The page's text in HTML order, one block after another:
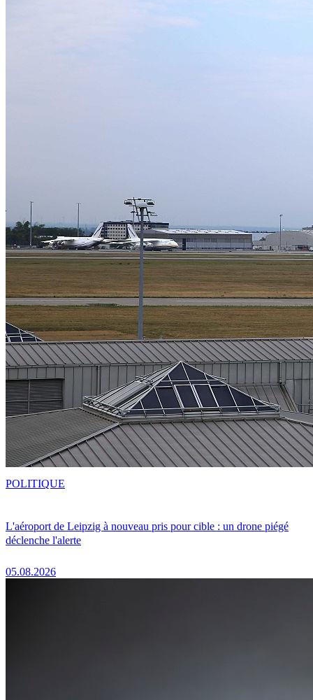
L'aéroport de Leipzig à nouveau pris pour cible : un drone piégé
déclenche l'alerte
05.08.2026
POLITIQUE